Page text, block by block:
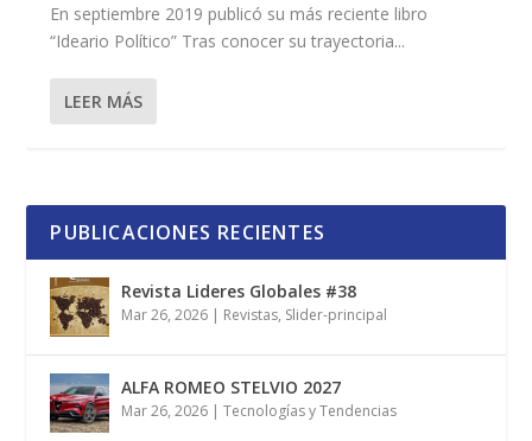
En septiembre 2019 publicó su más reciente libro
“Ideario Político” Tras conocer su trayectoria...
LEER MÁS
PUBLICACIONES RECIENTES
Revista Lideres Globales #38
Mar 26, 2026 | Revistas, Slider-principal
ALFA ROMEO STELVIO 2027
Mar 26, 2026 |Tecnologías y Tendencias